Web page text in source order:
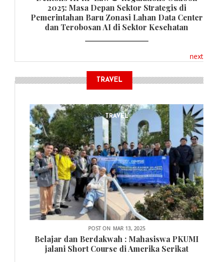
2025: Masa Depan Sektor Strategis di
Pemerintahan Baru Zonasi Lahan Data Center
dan Terobosan AI di Sektor Kesehatan
next
TRAVEL
TRAVEL
POST ON MAR 13, 2025
Belajar dan Berdakwah : Mahasiswa PKUMI
jalani Short Course di Amerika Serikat